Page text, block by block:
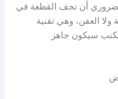
أن تجف القطعة في
العفن، وهي تقنية
سيكون جاهز